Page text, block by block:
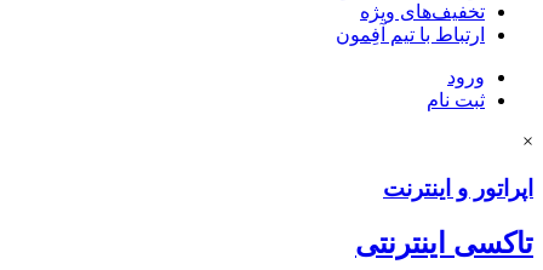
تخفیف‌های ویژه
ارتباط با تیم آفِمون
ورود
ثبت نام
×
اپراتور و اینترنت
تاکسی اینترنتی